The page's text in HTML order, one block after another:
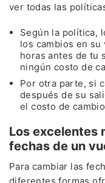
ver todas las
Según la política,
los cambios en
horas antes de tu
ningún costo de
Por otra parte, si
después de su
el costo de
Los excelentes
fechas de un
Para cambiar las
diferentes formas